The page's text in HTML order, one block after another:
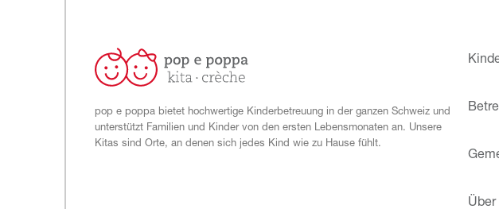
pop e poppa bietet hochwertige Kinderbetreuung in der ganzen Schweiz und
unterstützt Familien und Kinder von den ersten Lebensmonaten an. Unsere
Kitas sind Orte, an denen sich jedes Kind wie zu Hause fühlt.
Über